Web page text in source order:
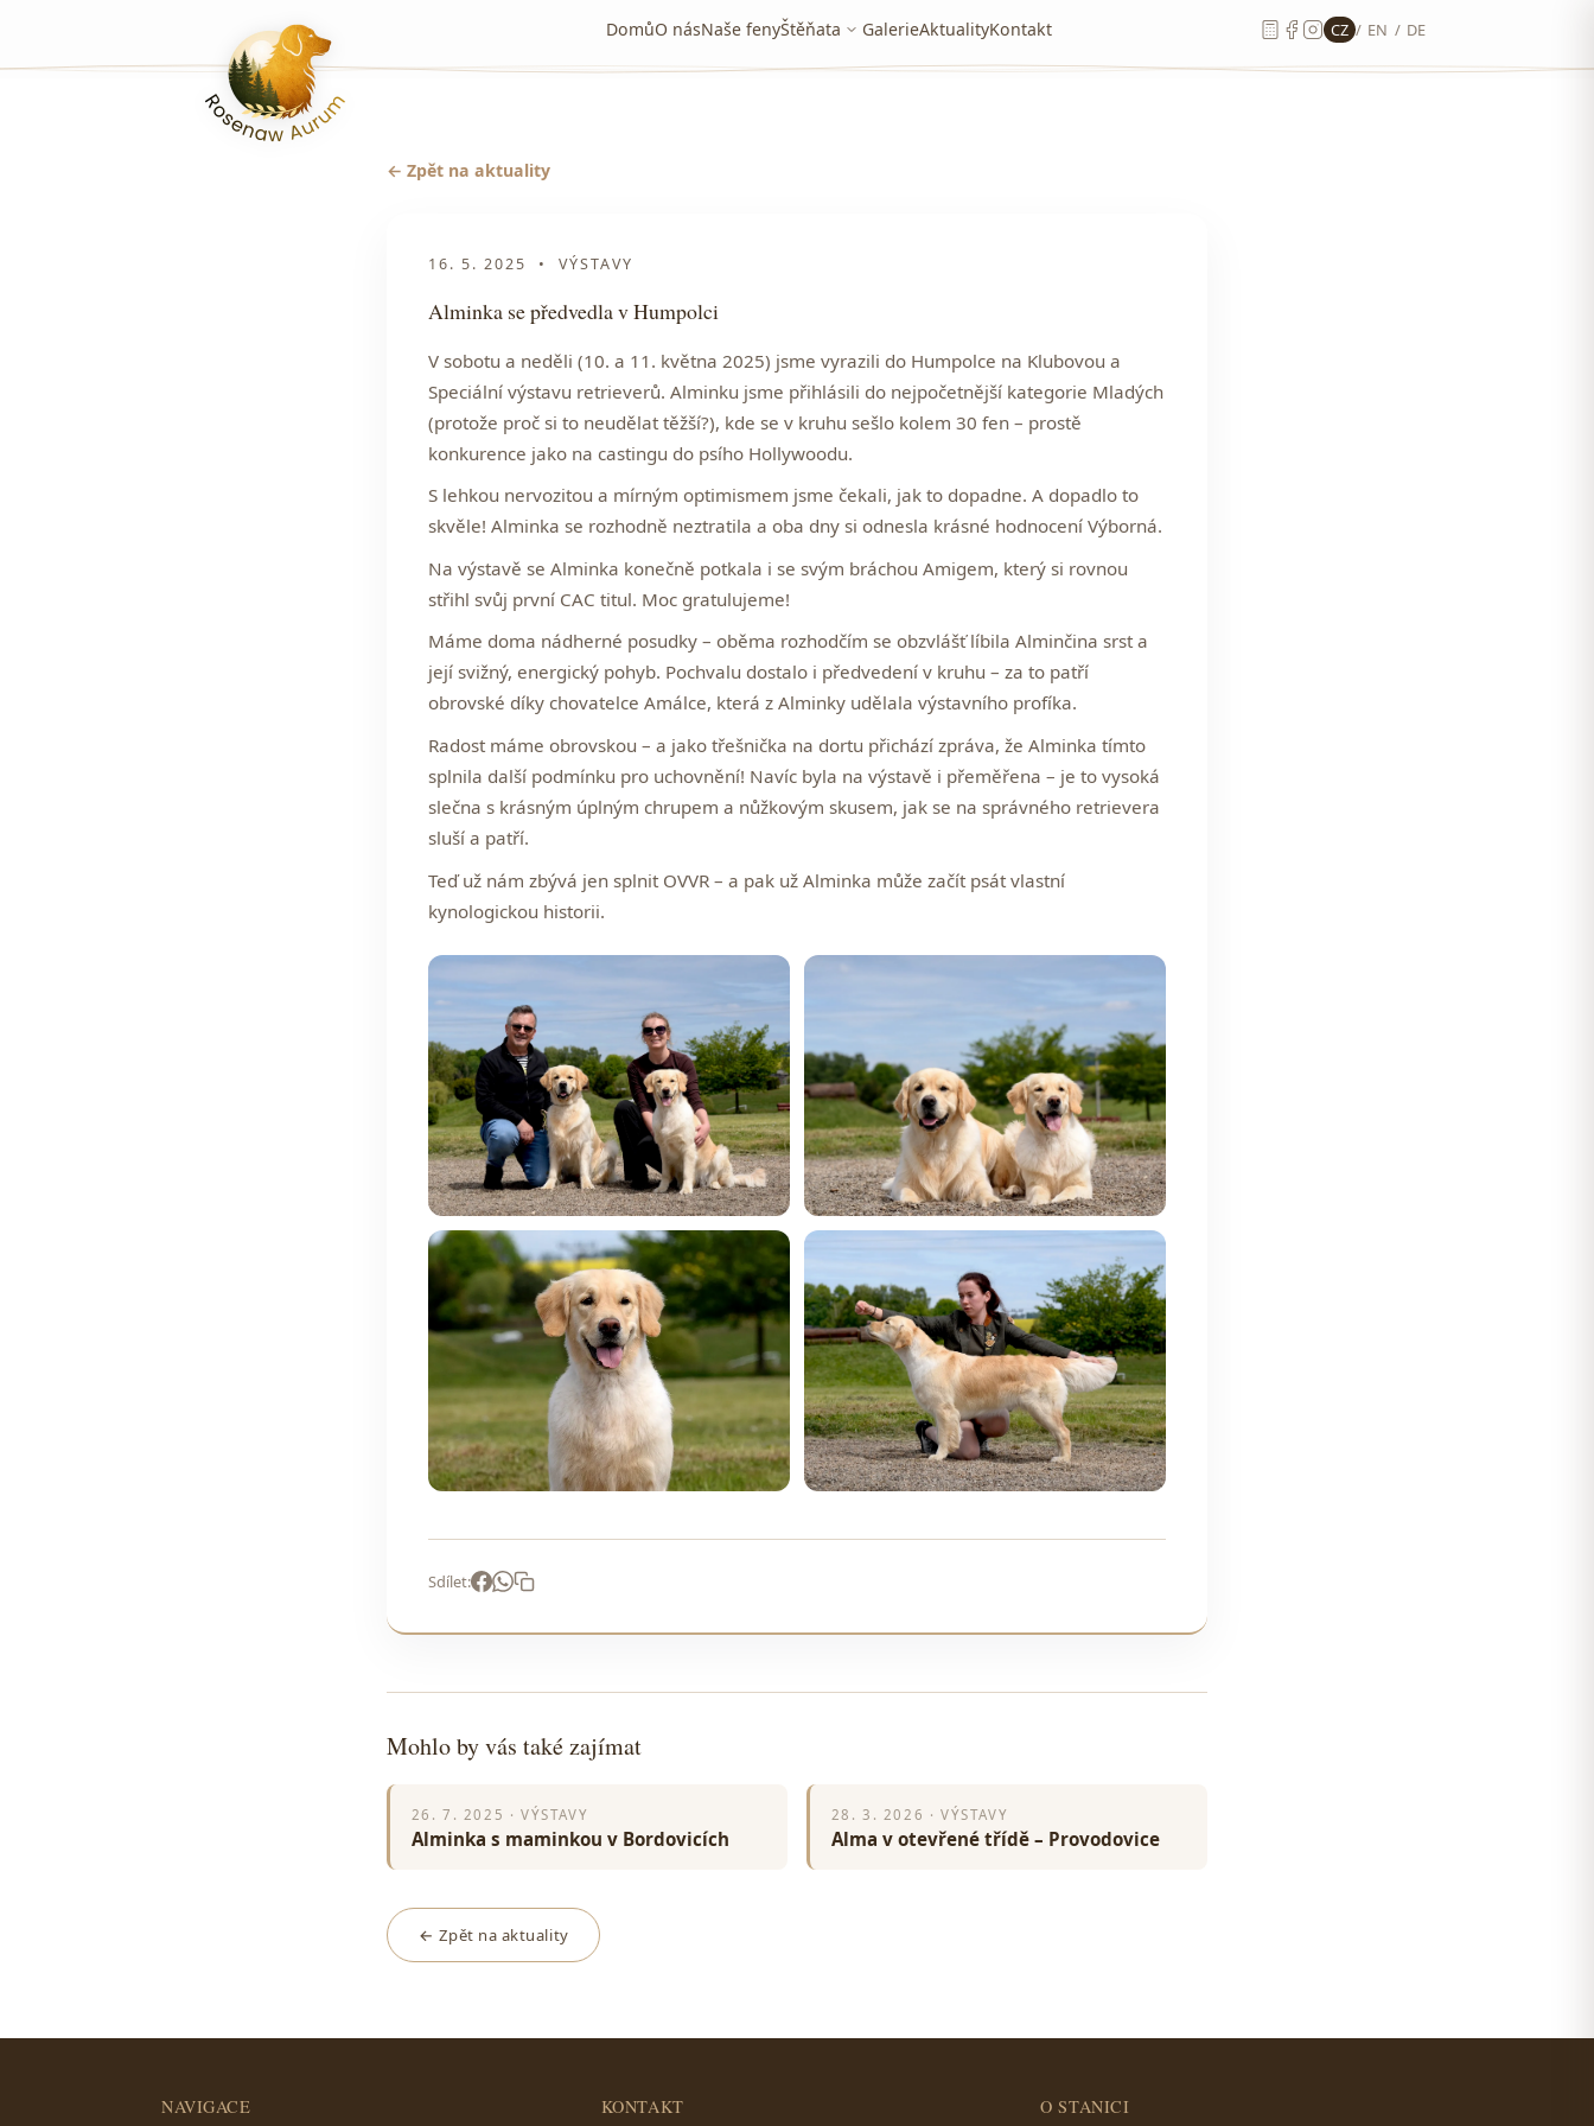
DomůO násNaše fenyŠtěňata GalerieAktualityKontakt CZ / EN / DE
← Zpět na aktuality
16. 5. 2025 •VÝSTAVY
Alminka se předvedla v Humpolci
V sobotu a neděli (10. a 11. května 2025) jsme vyrazili do Humpolce na Klubovou a
Speciální výstavu retrieverů. Alminku jsme přihlásili do nejpočetnější kategorie Mladých
(protože proč si to neudělat těžší?), kde se v kruhu sešlo kolem 30 fen – prostě
konkurence jako na castingu do psího Hollywoodu.
S lehkou nervozitou a mírným optimismem jsme čekali, jak to dopadne. A dopadlo to
skvěle! Alminka se rozhodně neztratila a oba dny si odnesla krásné hodnocení Výborná.
Na výstavě se Alminka konečně potkala i se svým bráchouAmigem, který si rovnou
střihl svůj první CAC titul. Moc gratulujeme!
Máme doma nádherné posudky – oběma rozhodčím se obzvlášť líbila Alminčina srst a
její svižný, energický pohyb. Pochvalu dostalo i předvedení v kruhu – za to patří
obrovské díky chovatelce Amálce, která z Alminky udělala výstavního profíka.
Radost máme obrovskou – a jako třešnička na dortu přichází zpráva, že Alminka tímto
splnila další podmínku pro uchovnění! Navíc byla na výstavě i přeměřena – je to vysoká
slečna s krásným úplným chrupem a nůžkovým skusem, jak se na správného retrievera
sluší a patří.
Teď už nám zbývá jen splnit OVVR – a pak už Alminka může začít psát vlastní
kynologickou historii.
Sdílet:
Mohlo by vás také zajímat
26. 7. 2025 · VÝSTAVY
Alminka s maminkou v Bordovicích
28. 3. 2026 · VÝSTAVY
Alma v otevřené třídě – Provodovice
← Zpět na aktuality
NAVIGACE KONTAKT O STANICI